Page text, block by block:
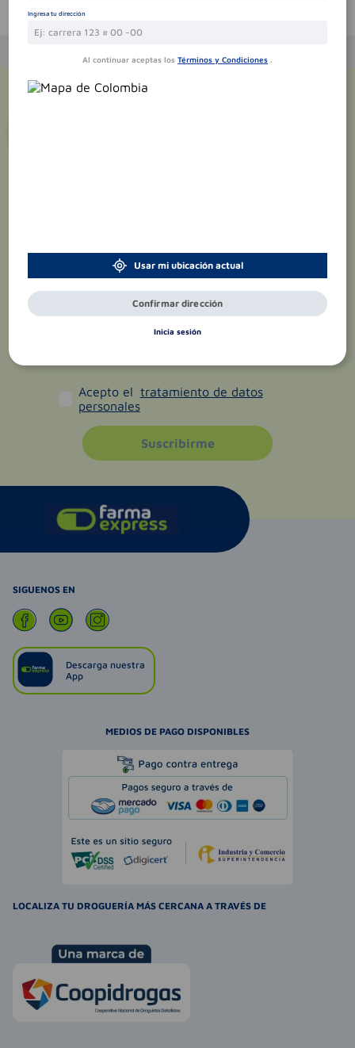
Te puede interesar
Acepto el tratamiento de datos
personales
Suscribirme
SIGUENOS EN
Descarga nuestra
App
MEDIOS DE PAGO DISPONIBLES
LOCALIZA TU DROGUERÍA MÁS CERCANA A TRAVÉS DE
Ingresa tu dirección
Al continuar aceptas los Términos y Condiciones .
Usar mi ubicación actual
Confirmar dirección
Inicia sesión